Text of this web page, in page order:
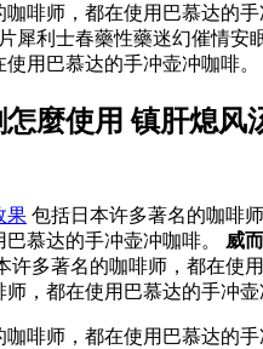
啡师，都在使用巴慕达的
犀利士春藥性藥迷幻催情安
用巴慕达的手冲壶冲咖啡。
麼使用 镇肝熄风
果 包括日本许多著名的咖啡
慕达的手冲壶冲咖啡。 威
许多著名的咖啡师，都在使
师，都在使用巴慕达的手冲
咖啡师，都在使用巴慕达的